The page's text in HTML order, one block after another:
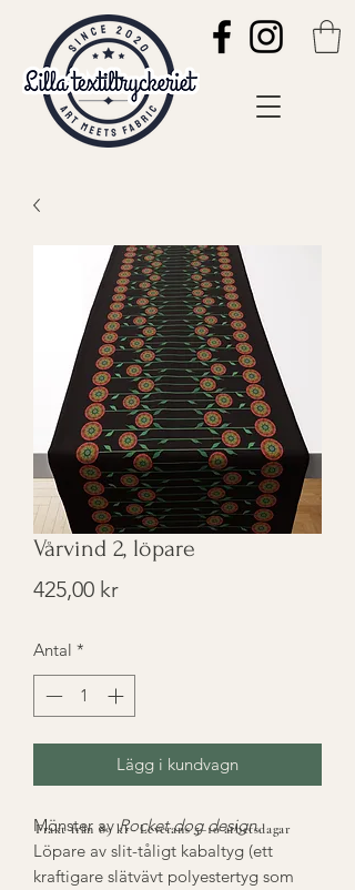
Vårvind 2, löpare
425,00 krPris
Antal *
Lägg i kundvagn
Mönster avRocket dog design.
Löpare av slit-tåligt kabaltyg (ett
kraftigare slätvävt polyestertyg som
Frakt från 89 kr · Leverans 5–10 arbetsdagar